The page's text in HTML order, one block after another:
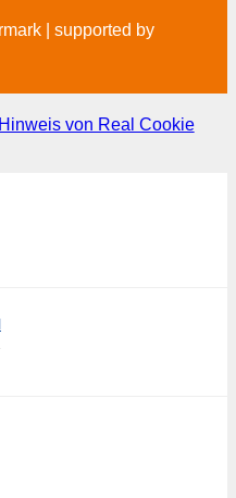
| supported by
von Real Cookie